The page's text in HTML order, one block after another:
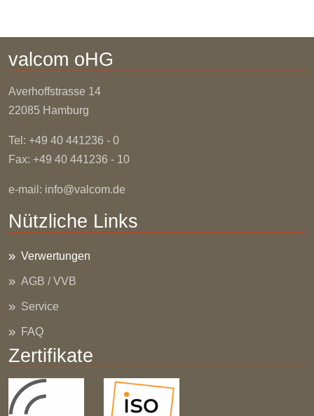
valcom oHG
Averhoffstrasse 14
22085 Hamburg
Tel: +49 40 441236 - 0
Fax: +49 40 441236 - 10
e-mail: info@valcom.de
Nützliche Links
Verwertungen
AGB / VVB
Service
FAQ
Zertifikate